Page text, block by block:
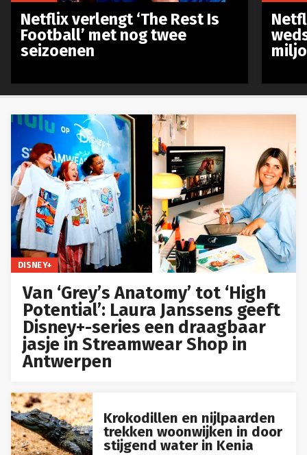
DISNEY+
Van ‘Grey’s Anatomy’ tot ‘High
Potential’: Laura Janssens geeft
Disney+-series een draagbaar
jasje in Streamwear Shop in
Antwerpen
Krokodillen en nijlpaarden
trekken woonwijken in door
stijgend water in Kenia
Netflix verlengt ‘The Rest Is
Football’ met nog twee
seizoenen